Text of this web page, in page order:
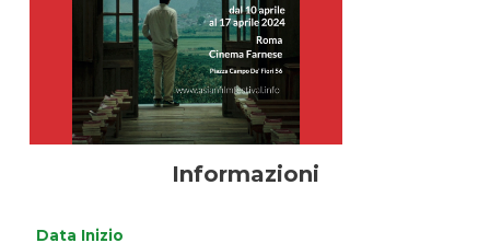
Informazioni
Data Inizio